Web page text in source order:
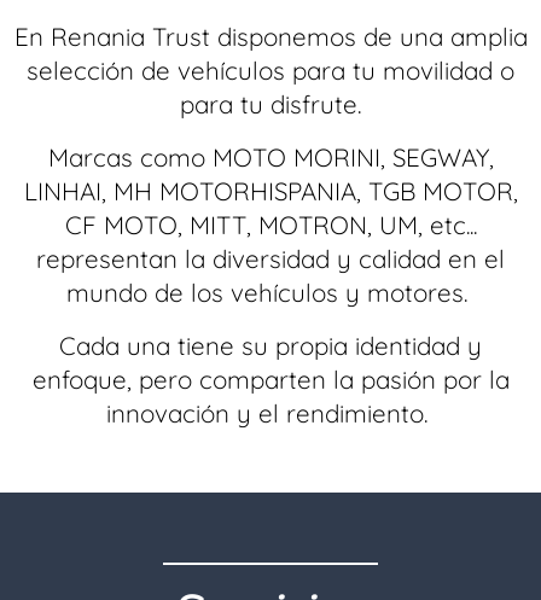
En Renania Trust disponemos de una amplia
selección de vehículos para tu movilidad o
para tu disfrute.
Marcas como MOTO MORINI, SEGWAY,
LINHAI, MH MOTORHISPANIA, TGB MOTOR,
CF MOTO, MITT, MOTRON, UM, etc...
representan la diversidad y calidad en el
mundo de los vehículos y motores.
Cada una tiene su propia identidad y
enfoque, pero comparten la pasión por la
innovación y el rendimiento.